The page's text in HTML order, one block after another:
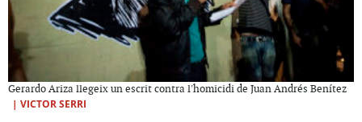
Gerardo Ariza llegeix un escrit contra l'homicidi de Juan Andrés Benítez
| VICTOR SERRI